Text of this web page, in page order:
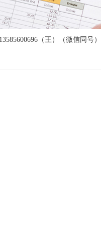
（王）（微信同号）